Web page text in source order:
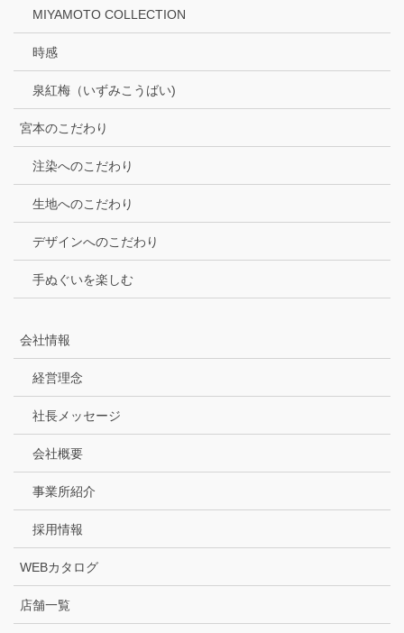
MIYAMOTO COLLECTION
時感
泉紅梅（いずみこうばい)
宮本のこだわり
注染へのこだわり
生地へのこだわり
デザインへのこだわり
手ぬぐいを楽しむ
会社情報
経営理念
社長メッセージ
会社概要
事業所紹介
採用情報
WEBカタログ
店舗一覧